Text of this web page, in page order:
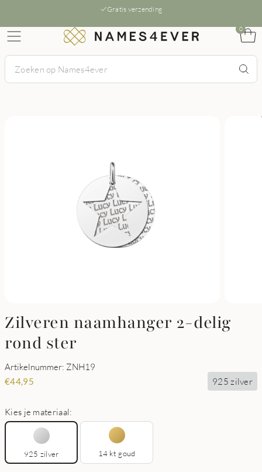
Gratis verzending
0
Zilveren naamhanger 2-delig
rond ster
Artikelnummer: ZNH19
€44,95 925 zilver
Kies je materiaal:
925 zilver 14 kt goud